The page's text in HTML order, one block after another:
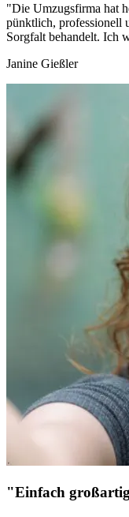
"Die Umzugsfirma hat
pünktlich, professionell
Sorgfalt behandelt. Ich
Janine Gießler
"Einfach